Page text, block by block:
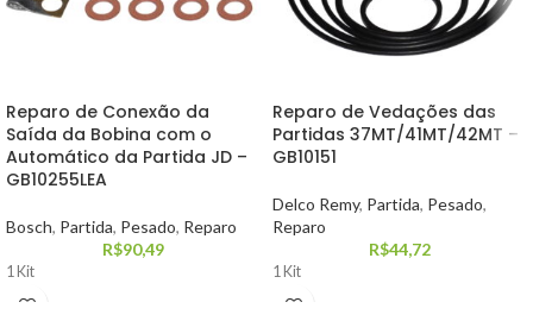
Reparo de Conexão da
Saída da Bobina com o
Automático da Partida JD –
GB10255LEA
Bosch, Partida, Pesado, Reparo
R$90,49
1 Kit
Reparo de Vedações das
Partidas 37MT/41MT/42MT –
GB10151
Delco Remy, Partida, Pesado,
Reparo
R$44,72
1 Kit